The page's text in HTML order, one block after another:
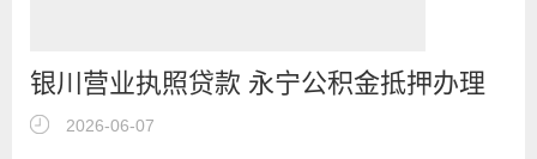
银川营业执照贷款 永宁公积金抵押办理
贷款2026-06-07